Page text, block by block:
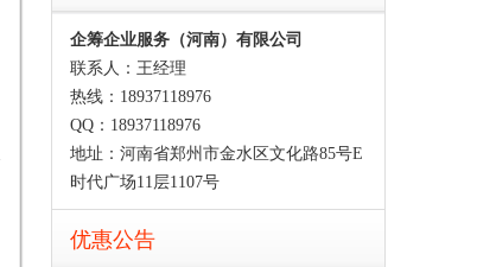
企筹企业服务（河南）有限公司
联系人：王经理
热线：18937118976
QQ：18937118976
地址：河南省郑州市金水区文化路85号E
时代广场11层1107号
优惠公告